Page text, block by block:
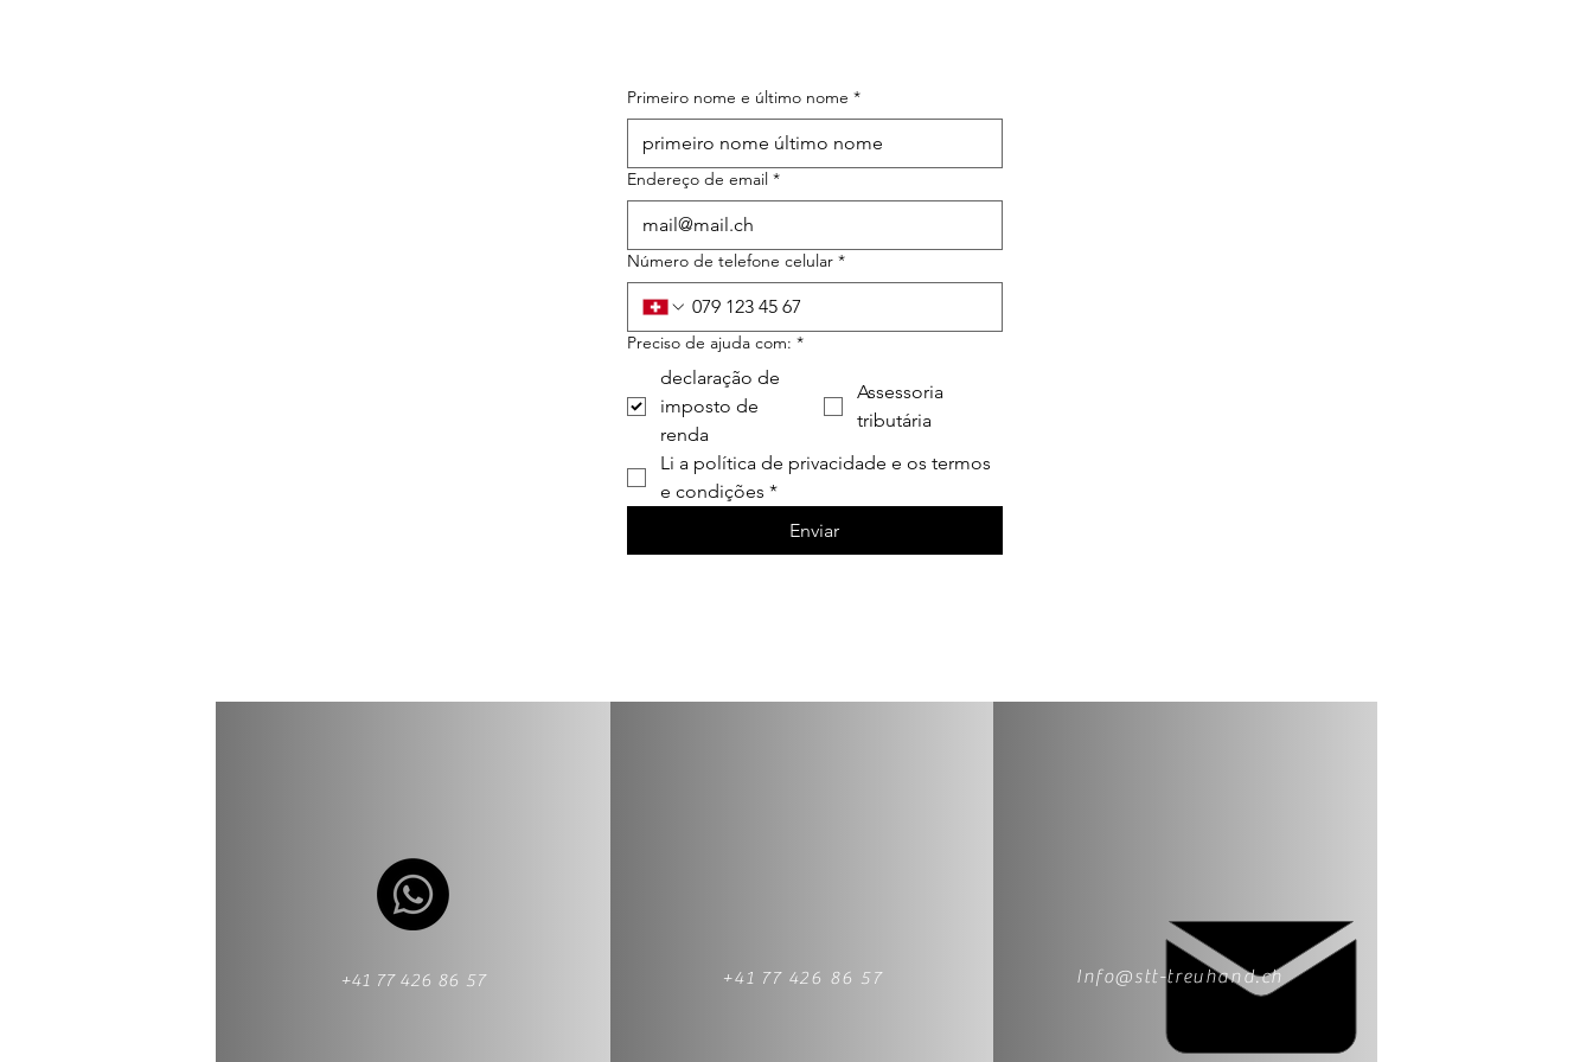
Primeiro nome e último nome *
Endereço de email *
Número de telefone celular *
Preciso de ajuda com: *
declaração de
imposto de
renda
Assessoria
tributária
Li a política de privacidade e os termos
e condições *
Enviar
+41 77 426 86 57 +41 77 426 86 57 Info@stt-treuhand.ch